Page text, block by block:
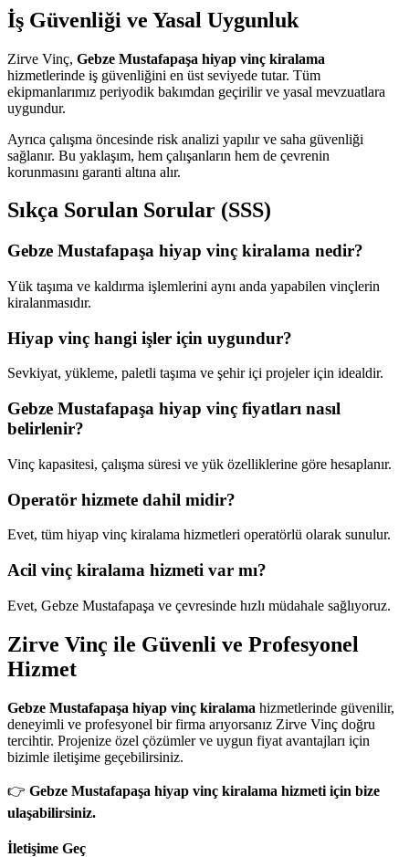
İş Güvenliği ve Yasal Uygunluk
Zirve Vinç, Gebze Mustafapaşa hiyap vinç kiralama
hizmetlerinde iş güvenliğini en üst seviyede tutar. Tüm
ekipmanlarımız periyodik bakımdan geçirilir ve yasal mevzuatlara
uygundur.
Ayrıca çalışma öncesinde risk analizi yapılır ve saha güvenliği
sağlanır. Bu yaklaşım, hem çalışanların hem de çevrenin
korunmasını garanti altına alır.
Sıkça Sorulan Sorular (SSS)
Gebze Mustafapaşa hiyap vinç kiralama nedir?
Yük taşıma ve kaldırma işlemlerini aynı anda yapabilen vinçlerin
kiralanmasıdır.
Hiyap vinç hangi işler için uygundur?
Sevkiyat, yükleme, paletli taşıma ve şehir içi projeler için idealdir.
Gebze Mustafapaşa hiyap vinç fiyatları nasıl
belirlenir?
Vinç kapasitesi, çalışma süresi ve yük özelliklerine göre hesaplanır.
Operatör hizmete dahil midir?
Evet, tüm hiyap vinç kiralama hizmetleri operatörlü olarak sunulur.
Acil vinç kiralama hizmeti var mı?
Evet, Gebze Mustafapaşa ve çevresinde hızlı müdahale sağlıyoruz.
Zirve Vinç ile Güvenli ve Profesyonel
Hizmet
Gebze Mustafapaşa hiyap vinç kiralama hizmetlerinde güvenilir,
deneyimli ve profesyonel bir firma arıyorsanız Zirve Vinç doğru
tercihtir. Projenize özel çözümler ve uygun fiyat avantajları için
bizimle iletişime geçebilirsiniz.
👉 Gebze Mustafapaşa hiyap vinç kiralama hizmeti için bize
ulaşabilirsiniz.
İletişime Geç